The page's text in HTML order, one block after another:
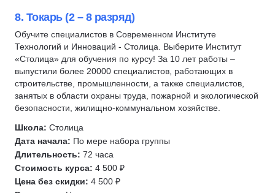
8. Токарь (2 – 8 разряд)
Обучите специалистов в Современном Институте
Технологий и Инноваций - Столица. Выберите Институт
«Столица» для обучения по курсу! За 10 лет работы –
выпустили более 20000 специалистов, работающих в
строительстве, промышленности, а также специалистов,
занятых в области охраны труда, пожарной и экологической
безопасности, жилищно-коммунальном хозяйстве.
Школа: Столица
Дата начала: По мере набора группы
Длительность: 72 часа
Стоимость курса: 4 500 ₽
Цена без скидки: 4 500 ₽